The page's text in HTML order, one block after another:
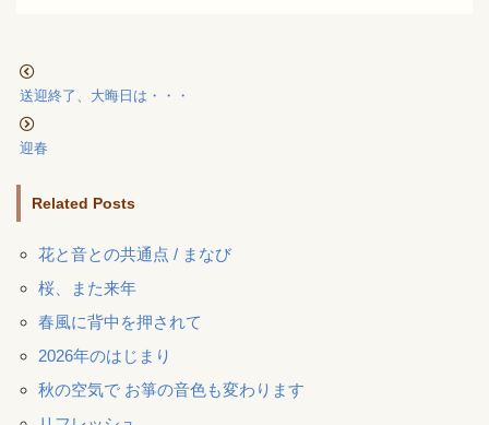
送迎終了、大晦日は・・・
迎春
Related Posts
花と音との共通点 / まなび
桜、また来年
春風に背中を押されて
2026年のはじまり
秋の空気で お箏の音色も変わります